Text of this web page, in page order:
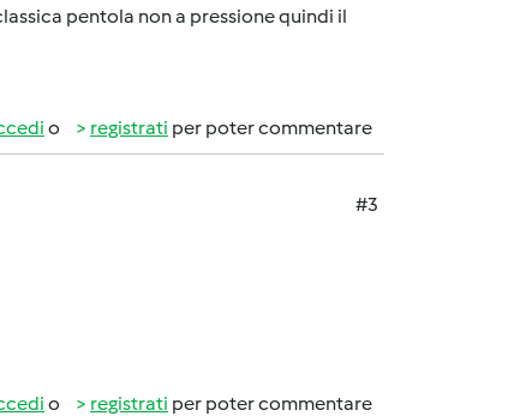
pentola non a pressione quindi il
o registrati per poter commentare
#3
o registrati per poter commentare